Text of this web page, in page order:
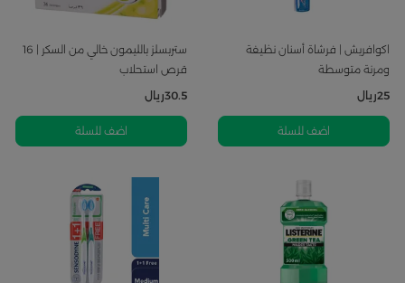
اكوافريش | فرشاة أسنان نظيفة
ومرنة متوسطة
25ريال
اضف للسلة
ستربسلز بالليمون خالي من السكر | 16
قرص استحلاب
30.5ريال
اضف للسلة